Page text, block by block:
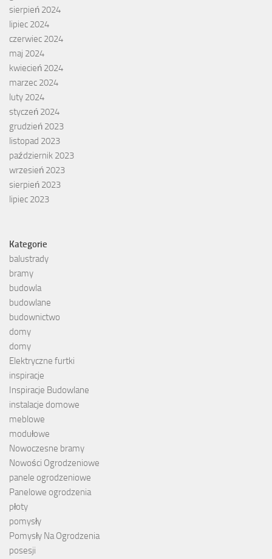
sierpień 2024
lipiec 2024
czerwiec 2024
maj 2024
kwiecień 2024
marzec 2024
luty 2024
styczeń 2024
grudzień 2023
listopad 2023
październik 2023
wrzesień 2023
sierpień 2023
lipiec 2023
Kategorie
balustrady
bramy
budowla
budowlane
budownictwo
domy
domy
Elektryczne furtki
inspiracje
Inspiracje Budowlane
instalacje domowe
meblowe
modułowe
Nowoczesne bramy
Nowości Ogrodzeniowe
panele ogrodzeniowe
Panelowe ogrodzenia
płoty
pomysły
Pomysły Na Ogrodzenia
posesji